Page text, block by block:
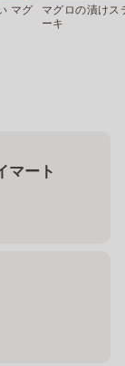
マグ
マグロの漬けス
ーキ
マート